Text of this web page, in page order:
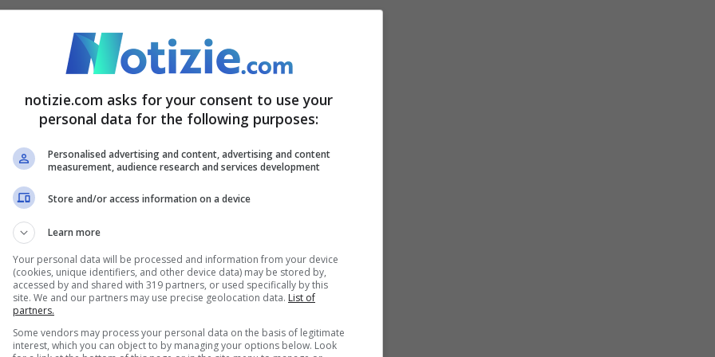
studio siano stati pubblicati sul New
stati trovati nuovi trattamenti per la
colpisce direttamente i contesti in cui ci sono
MSF ha cercato di colmare questo vuoto,
messo a disposizione di tutti coloro che ne
Nyang’wa, direttore medico di MSF e
dura sei mesi
la sperimentazione, sempre secondo
2021, in particolare è stata fatta su 552
notizie.com asks for your consent to use your
personal data for the following purposes:
Personalised advertising and content, advertising and content
measurement, audience research and services development
Store and/or access information on a device
Learn more
Your personal data will be processed and information from your device
(cookies, unique identifiers, and other device data) may be stored by,
accessed by and shared with 319 partners, or used specifically by this
site. We and our partners may use precise geolocation data. List of
partners.
Some vendors may process your personal data on the basis of legitimate
interest, which you can object to by managing your options below. Look